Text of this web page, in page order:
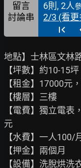
留言
6則, 2人
討論串 2/3 (看更
地點】士林區文林
【坪數】約10-15坪
【租金】17000元
【樓層】三樓
【電費】獨立電
元
【水費】一人100/
【押金】兩個月
【設備】洗脫烘洗